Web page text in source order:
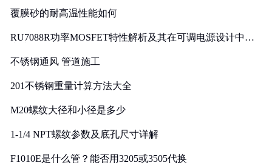
覆膜砂的耐高温性能如何
RU7088R功率MOSFET特性解析及其在可调电源设计中的
不锈钢通风 管道施工
201不锈钢重量计算方法大全
M20螺纹大径和小径是多少
1-1/4 NPT螺纹参数及底孔尺寸详解
F1010E是什么管？能否用3205或3505代换